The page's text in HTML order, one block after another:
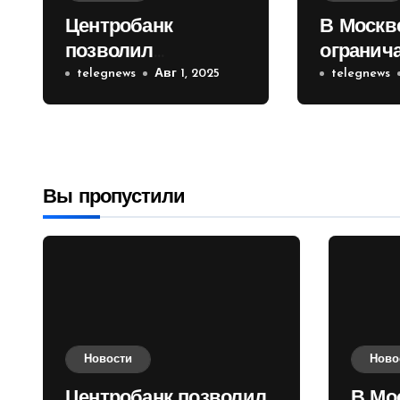
Центробанк
позволил
инвесторам из
враждебных
telegnews Авг 1, 2025
В
telegnews
Вы пропустили
Новости